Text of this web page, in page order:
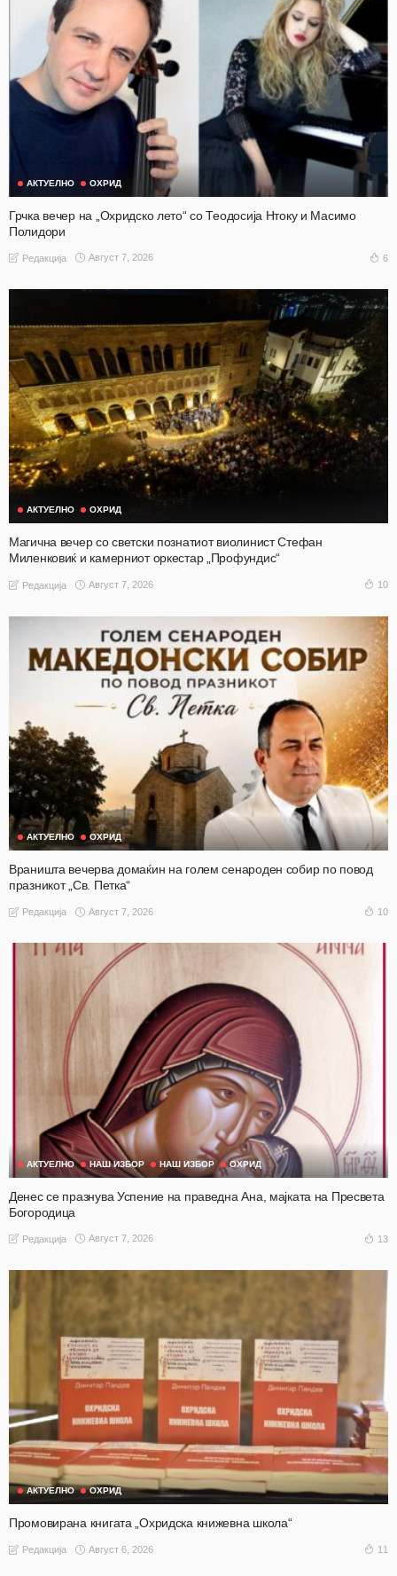
АКТУЕЛНО ОХРИД
Грчка вечер на „Охридско лето“ со Теодосија Нтоку и Масимо
Полидори
Редакција Август 7, 2026 6
АКТУЕЛНО ОХРИД
Магична вечер со светски познатиот виолинист Стефан
Миленковиќ и камерниот оркестар „Профундис“
Редакција Август 7, 2026 10
АКТУЕЛНО ОХРИД
Враништа вечерва домаќин на голем сенароден собир по повод
празникот „Св. Петка“
Редакција Август 7, 2026 10
АКТУЕЛНО НАШ ИЗБОР НАШ ИЗБОР ОХРИД
Денес се празнува Успение на праведна Ана, мајката на Пресвета
Богородица
Редакција Август 7, 2026 13
АКТУЕЛНО ОХРИД
Промовирана книгата „Охридска книжевна школа“
Редакција Август 6, 2026 11